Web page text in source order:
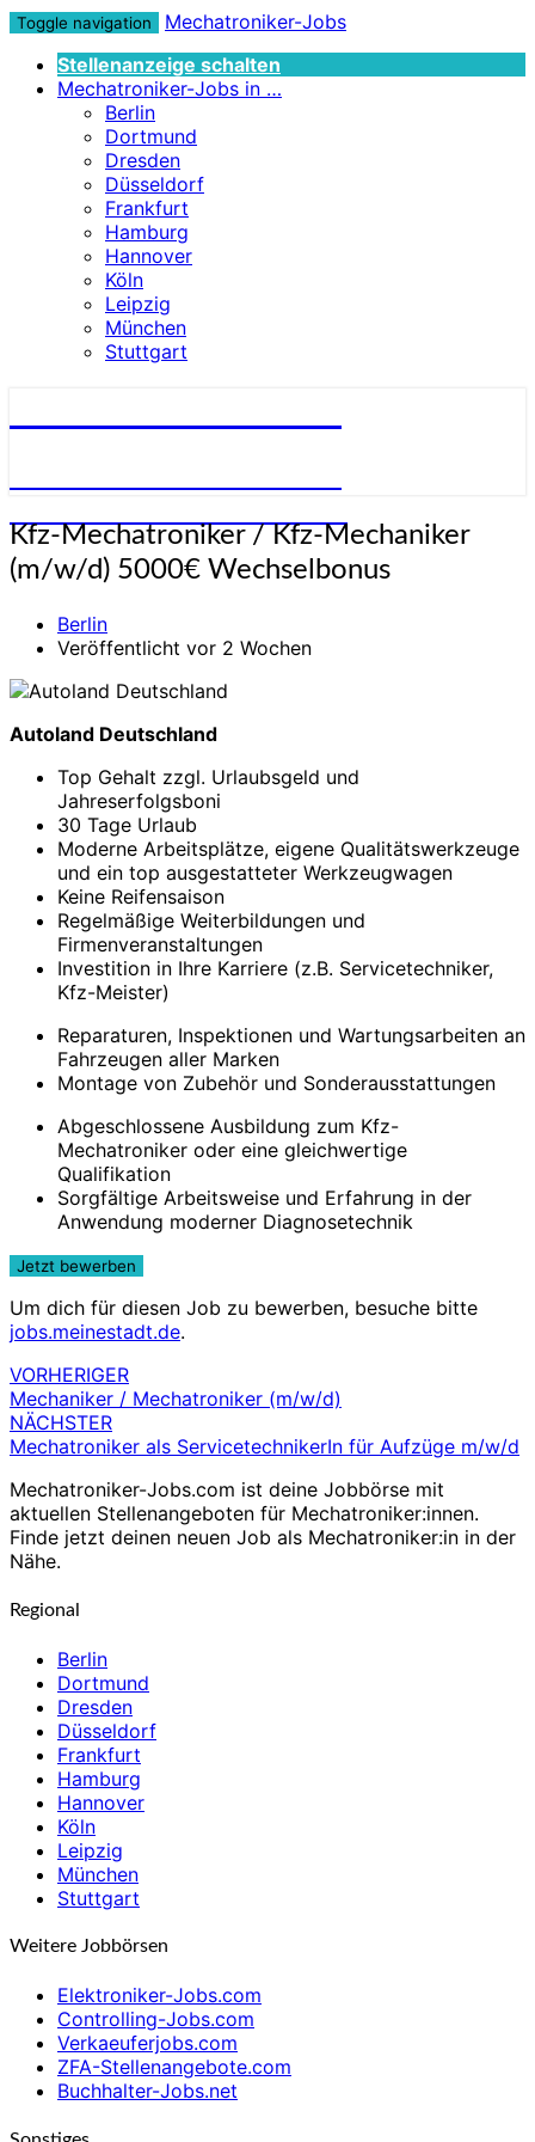
Toggle navigation
Mechatroniker-Jobs
Stellenanzeige schalten
Mechatroniker-Jobs in …
Berlin
Dortmund
Dresden
Düsseldorf
Frankfurt
Hamburg
Hannover
Köln
Leipzig
München
Stuttgart
Kfz-
Mechatroniker
/
Mechaniker
(m/w/d)
5000€
Wechselbonus
Kfz-Mechatroniker / Kfz-Mechaniker
(m/w/d) 5000€ Wechselbonus
Berlin
Veröffentlicht vor 2 Wochen
Autoland Deutschland
Top Gehalt zzgl. Urlaubsgeld und
Jahreserfolgsboni
30 Tage Urlaub
Moderne Arbeitsplätze, eigene Qualitätswerkzeuge
und ein top ausgestatteter Werkzeugwagen
Keine Reifensaison
Regelmäßige Weiterbildungen und
Firmenveranstaltungen
Investition in Ihre Karriere (z.B. Servicetechniker,
Kfz-Meister)
Reparaturen, Inspektionen und Wartungsarbeiten an
Fahrzeugen aller Marken
Montage von Zubehör und Sonderausstattungen
Abgeschlossene Ausbildung zum Kfz-
Mechatroniker oder eine gleichwertige
Qualifikation
Sorgfältige Arbeitsweise und Erfahrung in der
Anwendung moderner Diagnosetechnik
Um dich für diesen Job zu bewerben, besuche bitte
jobs.meinestadt.de.
Beitragsnavigation
VORHERIGER
Mechaniker / Mechatroniker (m/w/d)
NÄCHSTER
Mechatroniker als ServicetechnikerIn für Aufzüge m/w/d
Mechatroniker-Jobs.com ist deine Jobbörse mit
aktuellen Stellenangeboten für Mechatroniker:innen.
Finde jetzt deinen neuen Job als Mechatroniker:in in der
Nähe.
Regional
Berlin
Dortmund
Dresden
Düsseldorf
Frankfurt
Hamburg
Hannover
Köln
Leipzig
München
Stuttgart
Weitere Jobbörsen
Elektroniker-Jobs.com
Controlling-Jobs.com
Verkaeuferjobs.com
ZFA-Stellenangebote.com
Buchhalter-Jobs.net